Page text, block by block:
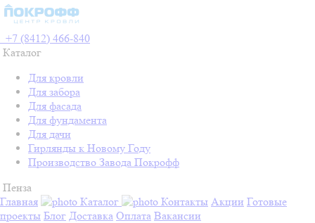
+7 (8412) 466-840
Каталог
Для кровли
Для забора
Для фасада
Для фундамента
Для дачи
Гирлянды к Новому Году
Производство Завода Покрофф
Пенза
Главная
Каталог Контакты Акции Готовые
проекты Блог Доставка Оплата Вакансии